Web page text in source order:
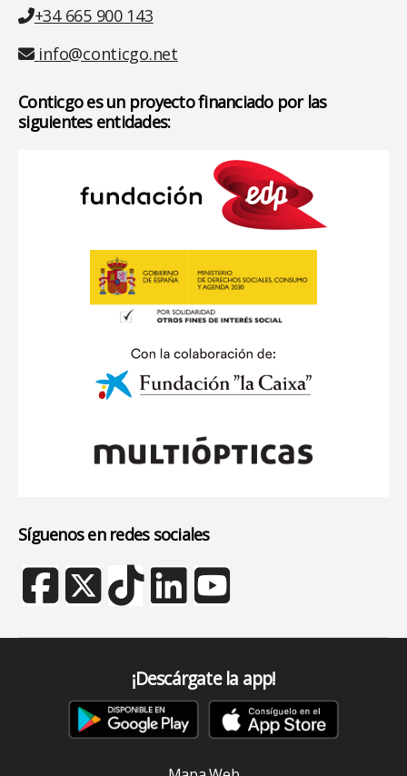
Teléfono
+34 665 900 143
Email
info@conticgo.net
Conticgo es un proyecto financiado por las
siguientes entidades:
Síguenos en redes sociales
¡Descárgate la app!